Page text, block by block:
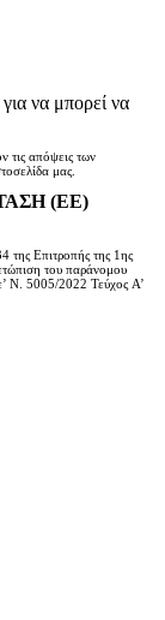
για να μπορεί να
τις απόψεις των
μας.
(ΕΕ)
Επιτροπής της 1ης
του παράνομου
Ν. 5005/2022 Τεύχος A’